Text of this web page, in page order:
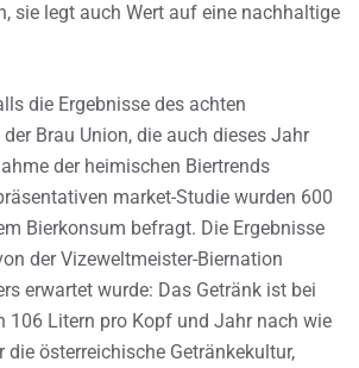
sie legt auch Wert auf eine nachhaltige
die Ergebnisse des achten
Brau Union, die auch dieses Jahr
der heimischen Biertrends
market-Studie wurden 600
Bierkonsum befragt. Die Ergebnisse
der Vizeweltmeister-Biernation
erwartet wurde: Das Getränk ist bei
106 Litern pro Kopf und Jahr nach wie
österreichische Getränkekultur,